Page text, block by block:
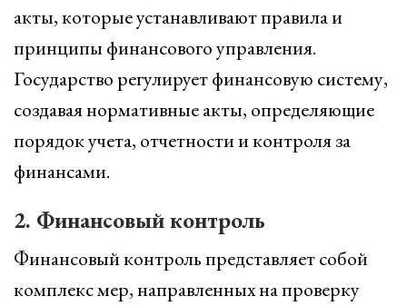
акты, которые устанавливают правила и
принципы финансового управления.
Государство регулирует финансовую систему,
создавая нормативные акты, определяющие
порядок учета, отчетности и контроля за
финансами.
2. Финансовый контроль
Финансовый контроль представляет собой
комплекс мер, направленных на проверку